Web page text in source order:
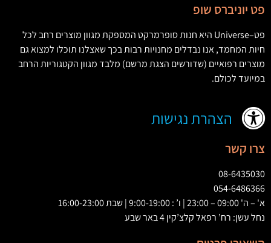
פט יוניברס שופ
פט–
Universe היא חנות סופרמרקט המספקת מגוון מוצרים רחב לכל
חיות המחמד,אנו נבדלים מחנויות רבות בכך שאצלנו תוכלו למצוא גם
מוצרים רפואיים (שדורשים הצגת מרשם) מלבד מגוון הקטגוריות הרחב
במיועד לכולם.
הצהרת נגישות
צרו קשר
08-6435030
054-6486366
א' – ה' 09:00 – 23:00 | ו’ : 9:00-19:00 | שבת 16:00-23:00
נחל עשן: רח’ רפאל קלצ’קין 4 באר שבע